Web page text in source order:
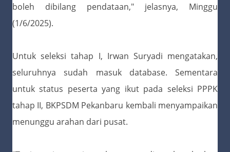
boleh dibilang pendataan," jelasnya, Minggu
(1/6/2025).
Untuk seleksi tahap I, Irwan Suryadi mengatakan,
seluruhnya sudah masuk database. Sementara
untuk status peserta yang ikut pada seleksi PPPK
tahap II, BKPSDM Pekanbaru kembali menyampaikan
menunggu arahan dari pusat.